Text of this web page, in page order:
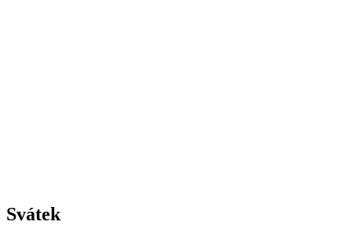
Svátek